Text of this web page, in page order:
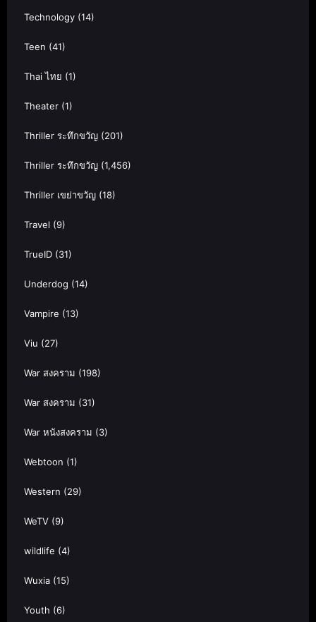
Technology (14)
Teen (41)
Thai ไทย (1)
Theater (1)
Thriller ระทึกขวัญ (201)
Thriller ระทึกขวัญ (1,456)
Thriller เขย่าขวัญ (18)
Travel (9)
TrueID (31)
Underdog (14)
Vampire (13)
Viu (27)
War สงคราม (198)
War สงคราม (31)
War หนังสงคราม (3)
Webtoon (1)
Western (29)
WeTV (9)
wildlife (4)
Wuxia (15)
Youth (6)